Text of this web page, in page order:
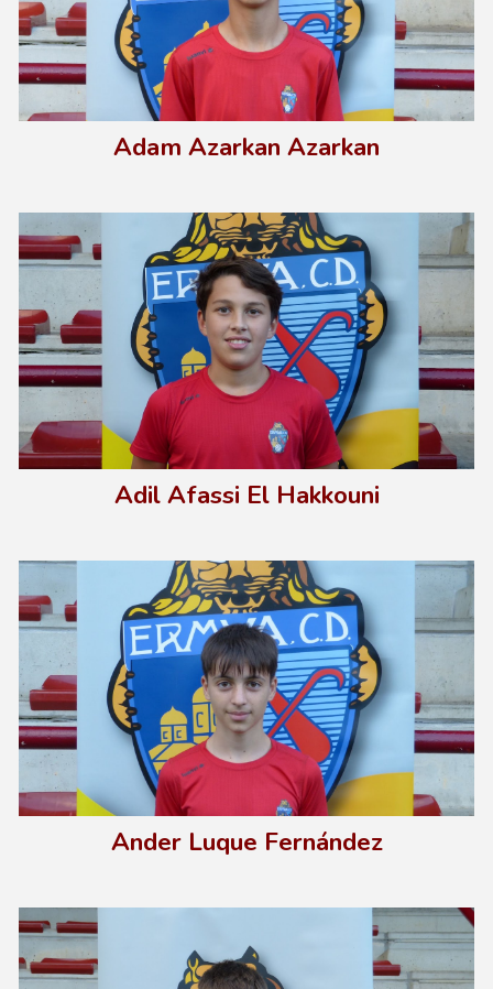
Adam Azarkan Azarkan
Adil Afassi El Hakkouni
Ander Luque Fernández